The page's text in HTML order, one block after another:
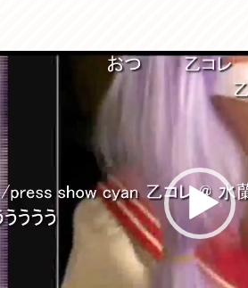
動
画
プ
レ
ー
ヤ
ー